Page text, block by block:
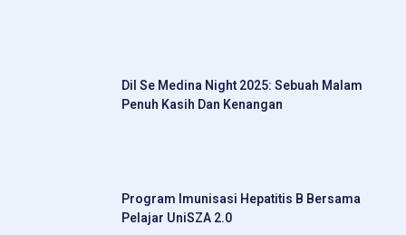
Dil Se Medina Night 2025: Sebuah Malam
Penuh Kasih Dan Kenangan
Program Imunisasi Hepatitis B Bersama
Pelajar UniSZA 2.0